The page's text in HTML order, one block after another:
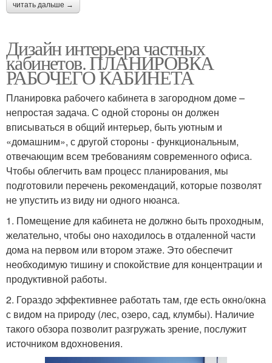
читать дальше →
Дизайн интерьера частных
кабинетов. ПЛАНИРОВКА
РАБОЧЕГО КАБИНЕТА
Планировка рабочего кабинета в загородном доме –
непростая задача. С одной стороны он должен
вписываться в общий интерьер, быть уютным и
«домашним», с другой стороны - функциональным,
отвечающим всем требованиям современного офиса.
Чтобы облегчить вам процесс планирования, мы
подготовили перечень рекомендаций, которые позволят
не упустить из виду ни одного нюанса.
1. Помещение для кабинета не должно быть проходным,
желательно, чтобы оно находилось в отдаленной части
дома на первом или втором этаже. Это обеспечит
необходимую тишину и спокойствие для концентрации и
продуктивной работы.
2. Гораздо эффективнее работать там, где есть окно/окна
с видом на природу (лес, озеро, сад, клумбы). Наличие
такого обзора позволит разгружать зрение, послужит
источником вдохновения.